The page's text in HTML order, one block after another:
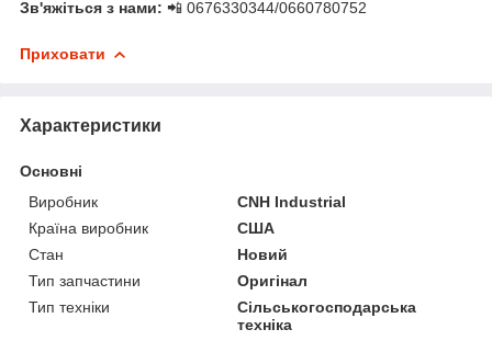
Зв'яжіться з нами: 📲 0676330344/0660780752
Приховати
Характеристики
Основні
Виробник
CNH Industrial
Країна виробник
США
Стан
Новий
Тип запчастини
Оригінал
Тип техніки
Сільськогосподарська
техніка